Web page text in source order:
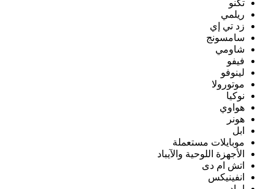
تكنو
ريلمي
زد تي إي
سامسونج
شاومي
فيفو
لينوفو
موتورولا
نوكيا
هواوي
هونر
ابل
موبايلات مستعملة
الأجهزة اللوحية والآيباد
اتش ام دى
انفينيكس